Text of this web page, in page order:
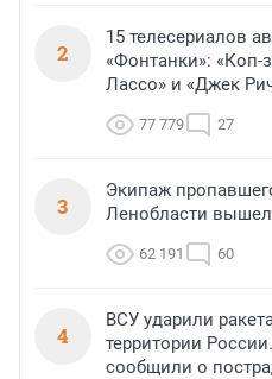
2
15 телесериалов
«Фонтанки»: «Коп-
Лассо» и «Джек
77 779 27
3
Экипаж
Ленобласти
62 191 60
4
ВСУ ударили
территории
сообщили о